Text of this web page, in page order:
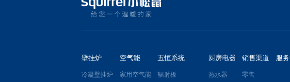
壁挂炉
冷凝壁挂炉
空气能
家用空气能
五恒系统
辐射板
厨房电器
热水器
销售渠道
零售
服